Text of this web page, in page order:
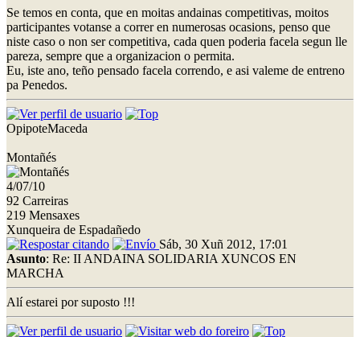
Se temos en conta, que en moitas andainas competitivas, moitos
participantes votanse a correr en numerosas ocasions, penso que
niste caso o non ser competitiva, cada quen poderia facela segun lle
pareza, sempre que a organizacion o permita.
Eu, iste ano, teño pensado facela correndo, e asi valeme de entreno
pa Penedos.
OpipoteMaceda
Montañés
4/07/10
92 Carreiras
219 Mensaxes
Xunqueira de Espadañedo
Sáb, 30 Xuñ 2012, 17:01
Asunto: Re: II ANDAINA SOLIDARIA XUNCOS EN
MARCHA
Alí estarei por suposto !!!